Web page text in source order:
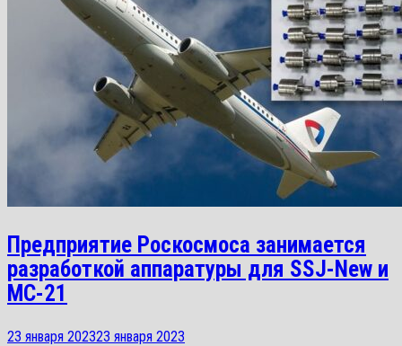
Предприятие Роскосмоса занимается
разработкой аппаратуры для SSJ-New и
МС-21
23 января 202323 января 2023